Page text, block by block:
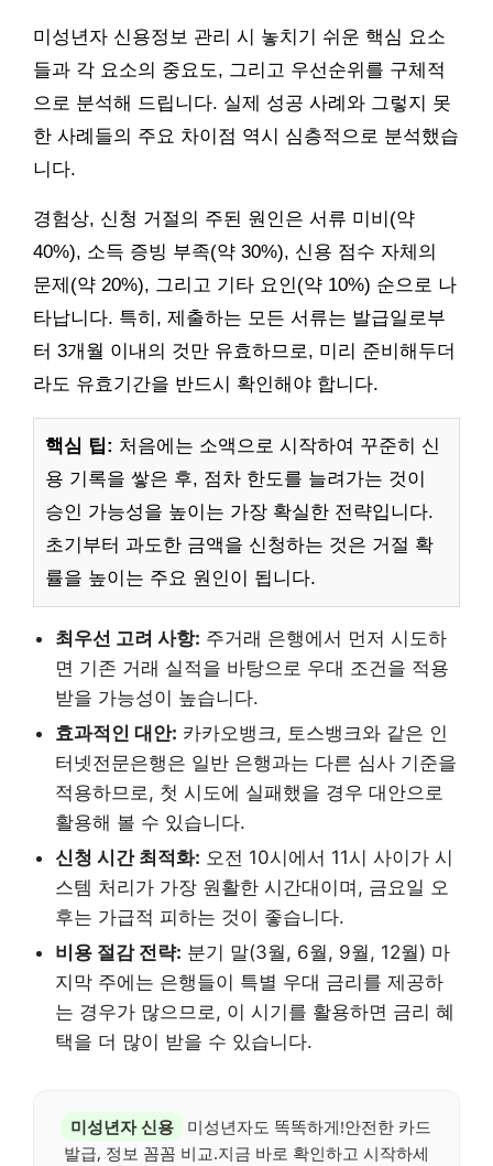
미성년자 신용정보 관리 시 놓치기 쉬운 핵심 요소
들과 각 요소의 중요도, 그리고 우선순위를 구체적
으로 분석해 드립니다. 실제 성공 사례와 그렇지 못
한 사례들의 주요 차이점 역시 심층적으로 분석했습
니다.
경험상, 신청 거절의 주된 원인은 서류 미비(약
40%), 소득 증빙 부족(약 30%), 신용 점수 자체의
문제(약 20%), 그리고 기타 요인(약 10%) 순으로 나
타납니다. 특히, 제출하는 모든 서류는 발급일로부
터 3개월 이내의 것만 유효하므로, 미리 준비해두더
라도 유효기간을 반드시 확인해야 합니다.
핵심 팁: 처음에는 소액으로 시작하여 꾸준히 신
용 기록을 쌓은 후, 점차 한도를 늘려가는 것이
승인 가능성을 높이는 가장 확실한 전략입니다.
초기부터 과도한 금액을 신청하는 것은 거절 확
률을 높이는 주요 원인이 됩니다.
최우선 고려 사항: 주거래 은행에서 먼저 시도하
면 기존 거래 실적을 바탕으로 우대 조건을 적용
받을 가능성이 높습니다.
효과적인 대안: 카카오뱅크, 토스뱅크와 같은 인
터넷전문은행은 일반 은행과는 다른 심사 기준을
적용하므로, 첫 시도에 실패했을 경우 대안으로
활용해 볼 수 있습니다.
신청 시간 최적화: 오전 10시에서 11시 사이가 시
스템 처리가 가장 원활한 시간대이며, 금요일 오
후는 가급적 피하는 것이 좋습니다.
비용 절감 전략: 분기 말(3월, 6월, 9월, 12월) 마
지막 주에는 은행들이 특별 우대 금리를 제공하
는 경우가 많으므로, 이 시기를 활용하면 금리 혜
택을 더 많이 받을 수 있습니다.
미성년자 신용
미성년자도 똑똑하게!안전한 카드
발급, 정보 꼼꼼 비교.지금 바로 확인하고 시작하세